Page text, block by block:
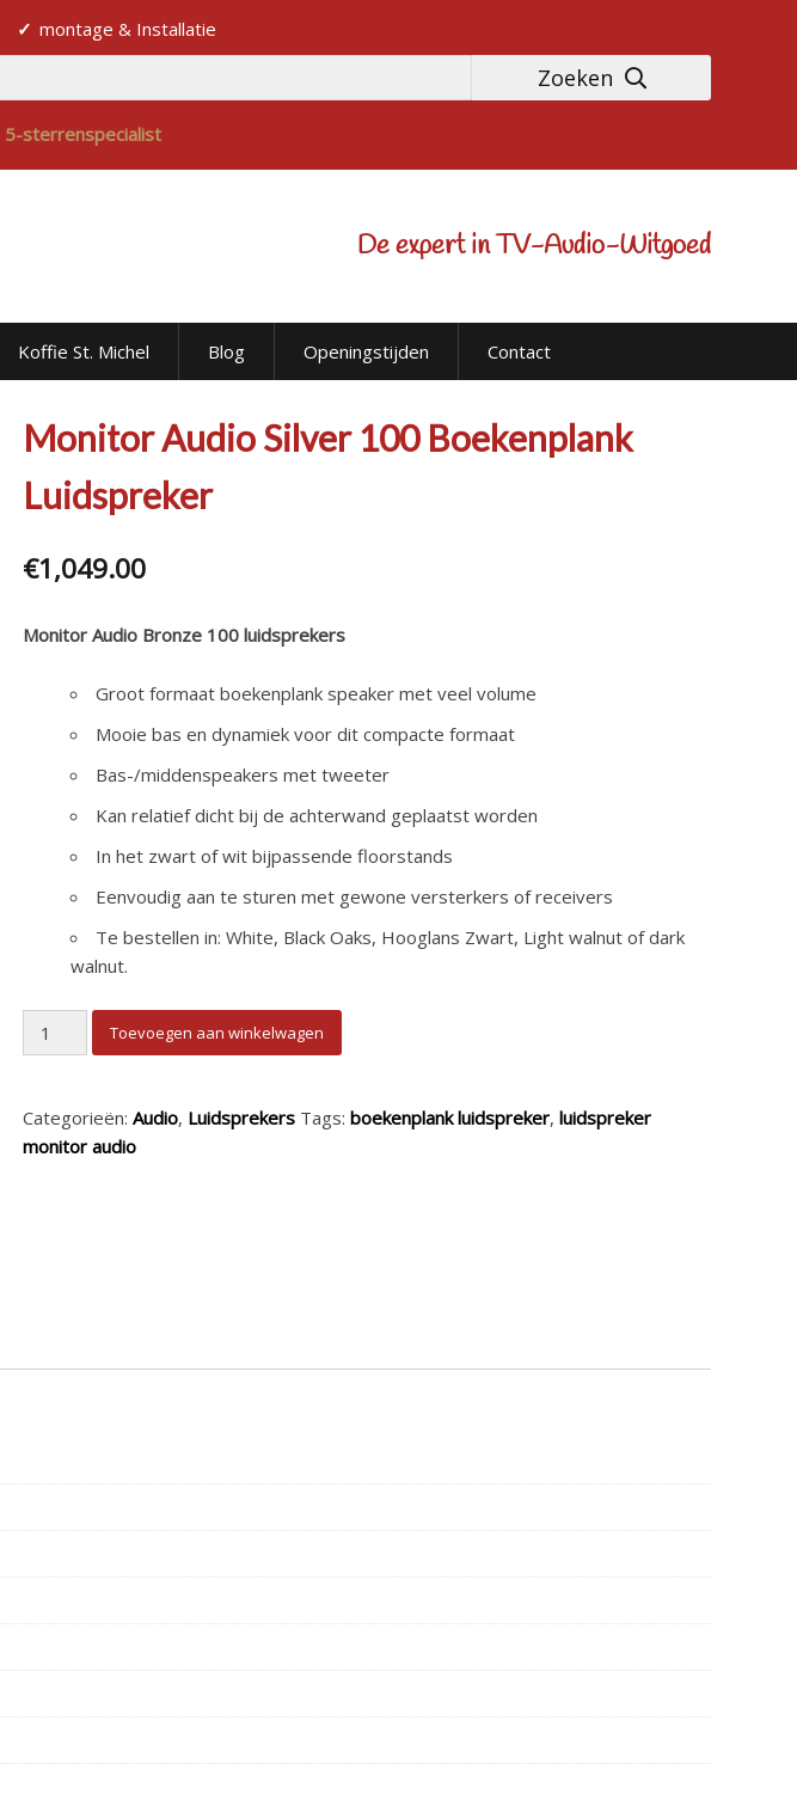
montage & Installatie
Zoeken
5-sterrenspecialist
De expert in TV-Audio-Witgoed
Koffie St. Michel Blog Openingstijden Contact
Monitor Audio Silver 100 Boekenplank
Luidspreker
€1,049.00
Monitor Audio Bronze 100 luidsprekers
Groot formaat boekenplank speaker met veel volume
Mooie bas en dynamiek voor dit compacte formaat
Bas-/middenspeakers met tweeter
Kan relatief dicht bij de achterwand geplaatst worden
In het zwart of wit bijpassende floorstands
Eenvoudig aan te sturen met gewone versterkers of receivers
Te bestellen in: White, Black Oaks, Hooglans Zwart, Light walnut of dark
walnut.
Monitor Audio Silver 100 Boekenplank Luidspreker aantal
Toevoegen aan winkelwagen
Categorieën: Audio, Luidsprekers Tags: boekenplank luidspreker, luidspreker
monitor audio